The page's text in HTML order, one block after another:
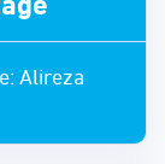
Alireza